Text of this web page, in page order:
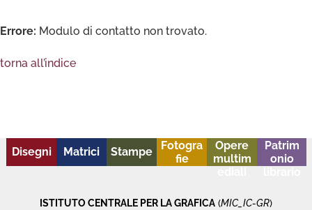
Errore: Modulo di contatto non trovato.
torna all’indice
Disegni Matrici Stampe
Fotogra
fie
Opere
multim
Patrim
onio
ISTITUTO CENTRALE PER LA GRAFICA (MIC_IC-GR)